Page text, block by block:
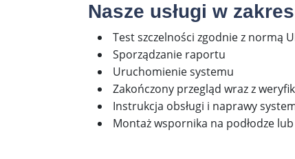
Nasze usługi w
Test szczelności zgodnie z normą
Sporządzanie raportu
Uruchomienie systemu
Zakończony przegląd wraz z
Instrukcja obsługi i naprawy
Montaż wspornika na podłodze